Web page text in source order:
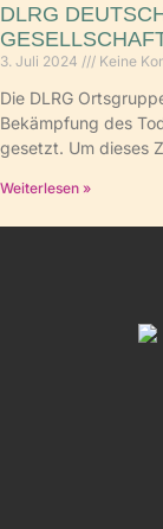
DLRG
3. Juli 2024 Keine
Die DLRG
Bekämpfung des
gesetzt. Um dieses
Weiterlesen »